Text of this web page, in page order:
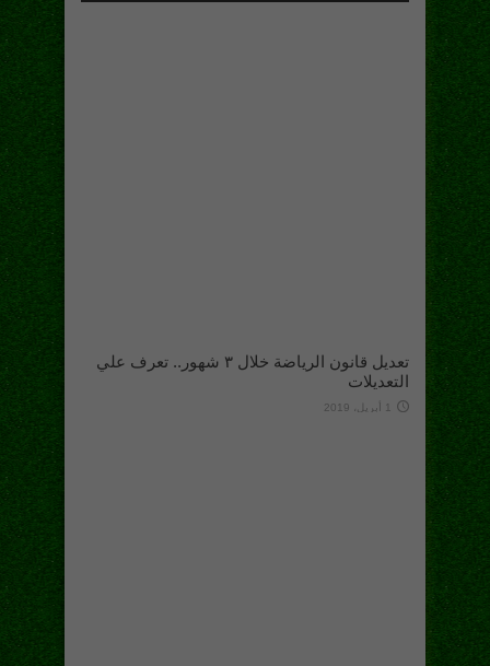
تعديل قانون الرياضة خلال ٣ شهور.. تعرف علي
التعديلات
1 أبريل، 2019